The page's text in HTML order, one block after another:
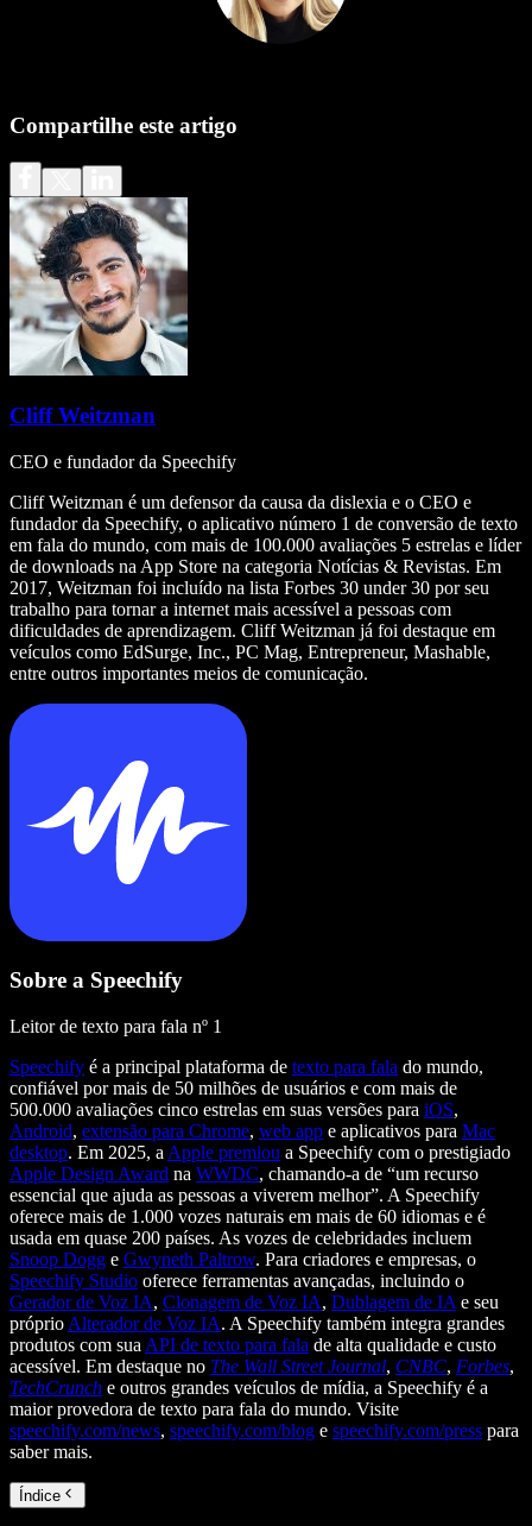
Compartilhe este artigo
Cliff Weitzman
CEO e fundador da Speechify
Cliff Weitzman é um defensor da causa da dislexia e o CEO e
fundador da Speechify, o aplicativo número 1 de conversão de texto
em fala do mundo, com mais de 100.000 avaliações 5 estrelas e líder
de downloads na App Store na categoria Notícias & Revistas. Em
2017, Weitzman foi incluído na lista Forbes 30 under 30 por seu
trabalho para tornar a internet mais acessível a pessoas com
dificuldades de aprendizagem. Cliff Weitzman já foi destaque em
veículos como EdSurge, Inc., PC Mag, Entrepreneur, Mashable,
entre outros importantes meios de comunicação.
Sobre a Speechify
Leitor de texto para fala nº 1
Speechify é a principal plataforma de texto para fala do mundo,
confiável por mais de 50 milhões de usuários e com mais de
500.000 avaliações cinco estrelas em suas versões para iOS,
Android, extensão para Chrome, web app e aplicativos para Mac
desktop. Em 2025, a Apple premiou a Speechify com o prestigiado
Apple Design Award na WWDC, chamando-a de “um recurso
essencial que ajuda as pessoas a viverem melhor”. A Speechify
oferece mais de 1.000 vozes naturais em mais de 60 idiomas e é
usada em quase 200 países. As vozes de celebridades incluem
Snoop Dogg e Gwyneth Paltrow. Para criadores e empresas, o
Speechify Studio oferece ferramentas avançadas, incluindo o
Gerador de Voz IA, Clonagem de Voz IA, Dublagem de IA e seu
próprio Alterador de Voz IA. A Speechify também integra grandes
produtos com sua API de texto para fala de alta qualidade e custo
acessível. Em destaque no The Wall Street Journal, CNBC, Forbes,
TechCrunch e outros grandes veículos de mídia, a Speechify é a
maior provedora de texto para fala do mundo. Visite
speechify.com/news, speechify.com/blog e speechify.com/press para
saber mais.
Índice